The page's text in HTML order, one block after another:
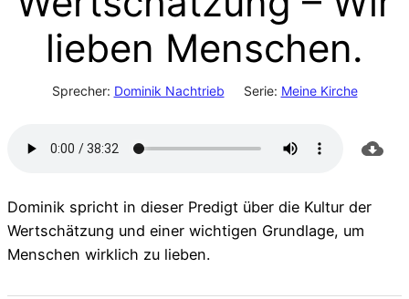
lieben Menschen.
Sprecher: Dominik Nachtrieb Serie: Meine Kirche
Dominik spricht in dieser Predigt über die Kultur der
Wertschätzung und einer wichtigen Grundlage, um
Menschen wirklich zu lieben.